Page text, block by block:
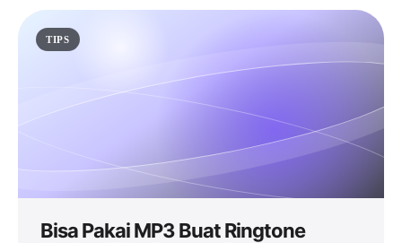
TIPS
Bisa Pakai MP3 Buat Ringtone